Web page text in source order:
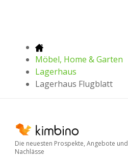
Möbel, Home & Garten
Lagerhaus
Lagerhaus Flugblatt
Die neuesten Prospekte, Angebote und
Nachlässe